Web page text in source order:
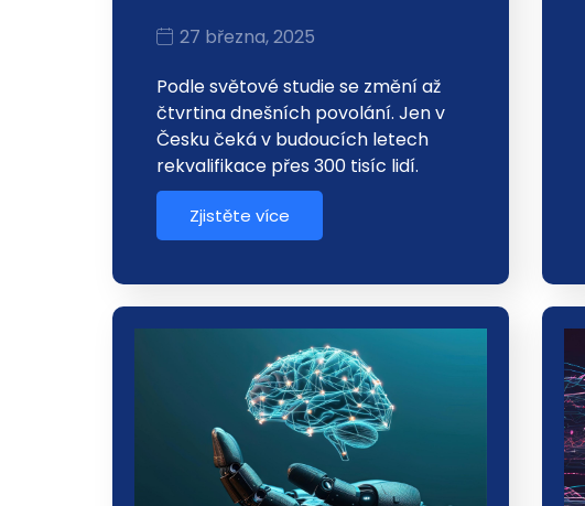
27 března, 2025
Podle světové studie se změní až
čtvrtina dnešních povolání. Jen v
Česku čeká v budoucích letech
rekvalifikace přes 300 tisíc lidí.
Zjistěte více